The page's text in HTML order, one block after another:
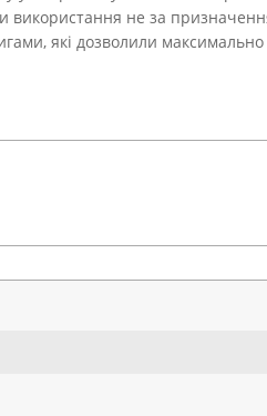
використання не за
які дозволили максимально